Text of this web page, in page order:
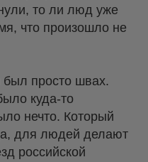
то ли люд уже
что произошло не
просто швах.
куда-то
нечто. Который
для людей делают
российской